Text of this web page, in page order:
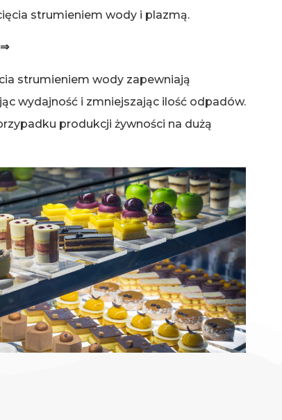
strumieniem wody i plazmą.
⇒
strumieniem wody zapewniają
wydajność i zmniejszając ilość odpadów.
produkcji żywności na dużą